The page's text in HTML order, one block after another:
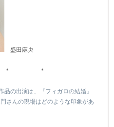
盛田麻央
＊
の出演は、『フィガロの結婚』
さんの現場はどのような印象があ